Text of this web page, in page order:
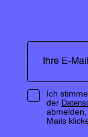
Ich
der
Mails